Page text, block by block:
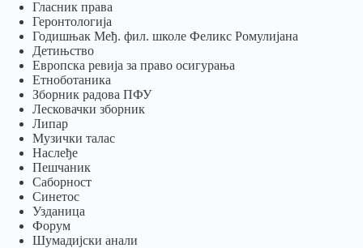
Гласник права
Геронтологија
Годишњак Међ. фил. школе Феликс Ромулијана
Детињство
Европска ревија за право осигурања
Eтноботаника
Зборник радова ПФУ
Лесковачки зборник
Липар
Музички талас
Наслеђе
Пешчаник
Саборност
Синетос
Узданица
Форум
Шумадијски анали